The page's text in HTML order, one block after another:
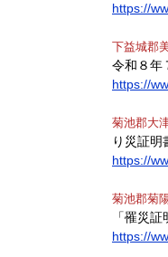
https://
下益城郡
令和８年
https://
菊池郡大
り災証明
https://
菊池郡菊
「罹災
https://